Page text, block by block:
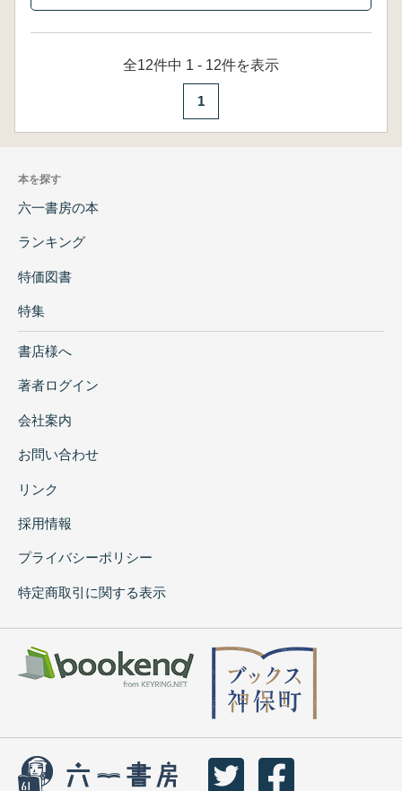
全12件中 1 - 12件を表示
1
本を探す
六一書房の本
ランキング
特価図書
特集
書店様へ
著者ログイン
会社案内
お問い合わせ
リンク
採用情報
プライバシーポリシー
特定商取引に関する表示